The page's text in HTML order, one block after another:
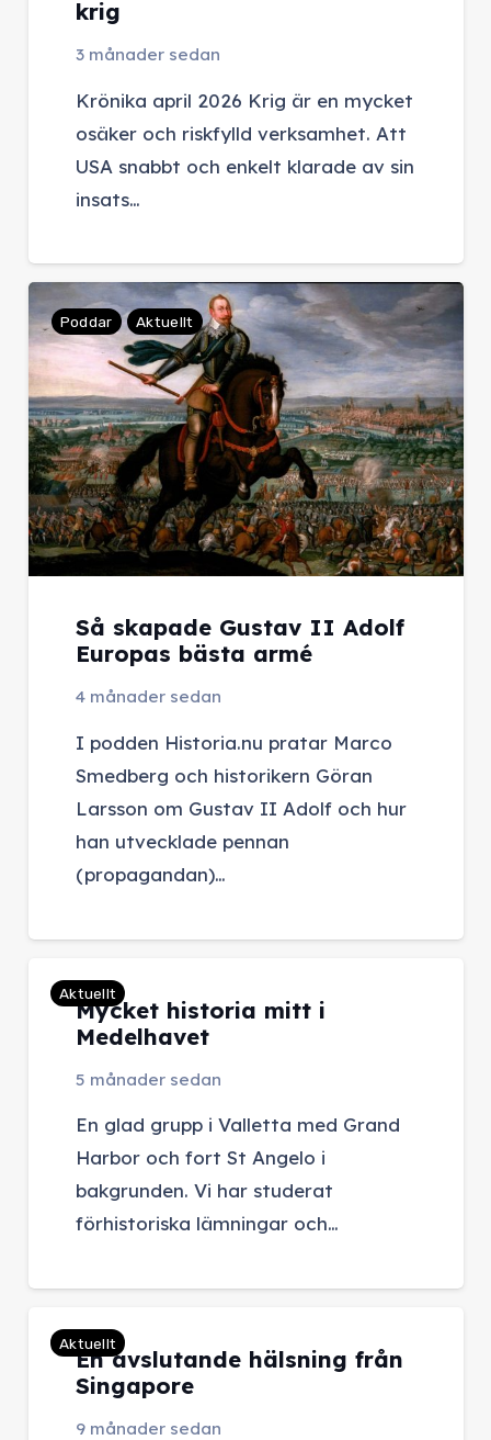
krig
3 månader sedan
Krönika april 2026 Krig är en mycket
osäker och riskfylld verksamhet. Att
USA snabbt och enkelt klarade av sin
insats…
Poddar Aktuellt
Så skapade Gustav II Adolf
Europas bästa armé
4 månader sedan
I podden Historia.nu pratar Marco
Smedberg och historikern Göran
Larsson om Gustav II Adolf och hur
han utvecklade pennan
(propagandan)…
Aktuellt
Mycket historia mitt i
Medelhavet
5 månader sedan
En glad grupp i Valletta med Grand
Harbor och fort St Angelo i
bakgrunden. Vi har studerat
förhistoriska lämningar och…
Aktuellt
En avslutande hälsning från
Singapore
9 månader sedan